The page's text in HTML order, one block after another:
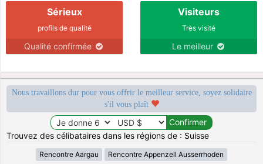
Sérieux
profils de qualité
Qualité confirmée
Visiteurs
Très visité
Le meilleur
Nous travaillons dur pour vous offrir le meilleur service, soyez solidaire
s'il vous plaît
Trouvez des célibataires dans les régions de : Suisse
Rencontre Aargau Rencontre Appenzell Ausserrhoden